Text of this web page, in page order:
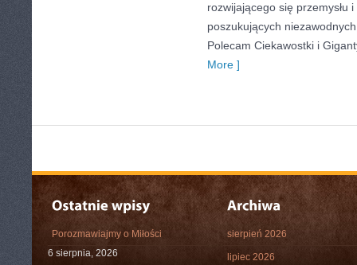
rozwijającego się przemysłu
poszukujących
Polecam Ciekawostki i
More ]
Porozmawiajmy o Miłości
6 sierpnia, 2026
sierpień 2026
lipiec 2026